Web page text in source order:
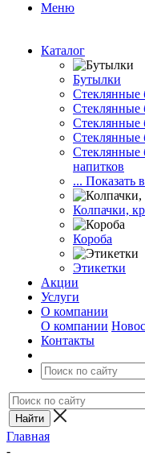
Меню
Каталог
Бутылки
Стеклянные
Стеклянные
Стеклянные
Стеклянные
Стеклянные
напитков
... Показать
Колпачки,
Короба
Этикетки
Акции
Услуги
О компании
О компании
Контакты
Главная
-